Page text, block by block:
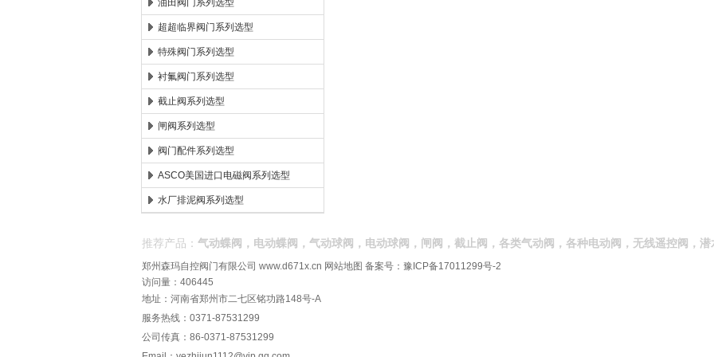
油田阀门系列选型
超超临界阀门系列选型
特殊阀门系列选型
衬氟阀门系列选型
截止阀系列选型
闸阀系列选型
阀门配件系列选型
ASCO美国进口电磁阀系列选型
水厂排泥阀系列选型
推荐产品： 气动蝶阀，电动蝶阀，气动球阀，电动球阀，闸阀，截止阀，各类气动阀，各种电动阀，无线遥控阀，
郑州森玛自控阀门有限公司 www.d671x.cn 网站地图 备案号： 豫ICP备17011299号-2
访问量：406445
地址：河南省郑州市二七区铭功路148号-A
服务热线：0371-87531299
公司传真：86-0371-87531299